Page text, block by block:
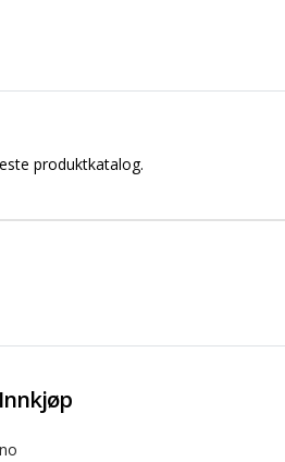
produktkatalog.